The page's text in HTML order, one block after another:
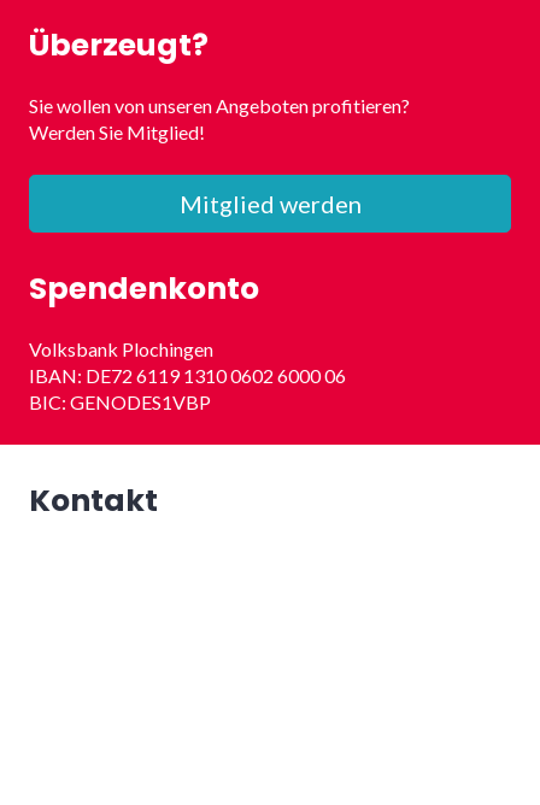
Überzeugt?
Sie wollen von unseren Angeboten profitieren?
Werden Sie Mitglied!
Mitglied werden
Spendenkonto
Volksbank Plochingen
IBAN: DE72 6119 1310 0602 6000 06
BIC: GENODES1VBP
Kontakt